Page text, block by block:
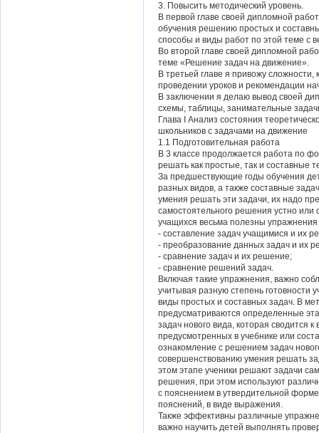
3. Повысить методический уровень.
В первой главе своей дипломной
обучения решению простых и
способы и виды работ по этой теме с
Во второй главе своей дипломной
теме «Решение задач на движение».
В третьей главе я привожу
проведении уроков и рекомендации
В заключении я делаю вывод своей
схемы, таблицы, занимательные
Глава I Анализ состояния
школьников с задачами на движение
1.1 Подготовительная работа
В 3 классе продолжается работа по
решать как простые, так и составные
За предшествующие годы обучения
разных видов, а также составные
умения решать эти задачи, их надо
самостоятельного решения устно или
учащихся весьма полезны упражнения
- составление задач учащимися и их
- преобразование данных задач и их
- сравнение задач и их решение;
- сравнение решений задач.
Включая такие упражнения, важно
учитывая разную степень готовности
виды простых и составных задач. В
предусматриваются определенные
задач нового вида, которая сводится
предусмотренных в учебнике или
ознакомление с решением задач
совершенствованию умения решать
этом этапе ученики решают задачи
решения, при этом используют
с пояснением в утвердительной
пояснений, в виде выражения.
Также эффективны различные
важно научить детей выполнять